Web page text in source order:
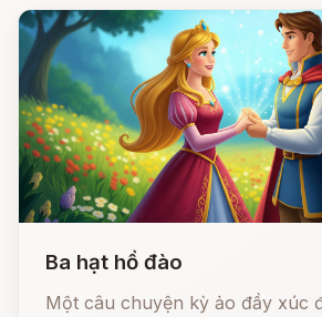
Ba hạt hồ đào
Một câu chuyện kỳ ảo đầy xúc